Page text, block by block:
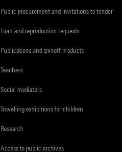
Public procurement and invitations to tender
Loan and reproduction requests
Publications and spinoff products
Teachers
Social mediators
Travelling exhibitions for children
Research
Access to public archives